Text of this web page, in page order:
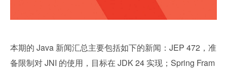
本期的 Java 新闻汇总主要包括如下的新闻：JEP 472，准
备限制对 JNI 的使用，目标在 JDK 24 实现；Spring Fram